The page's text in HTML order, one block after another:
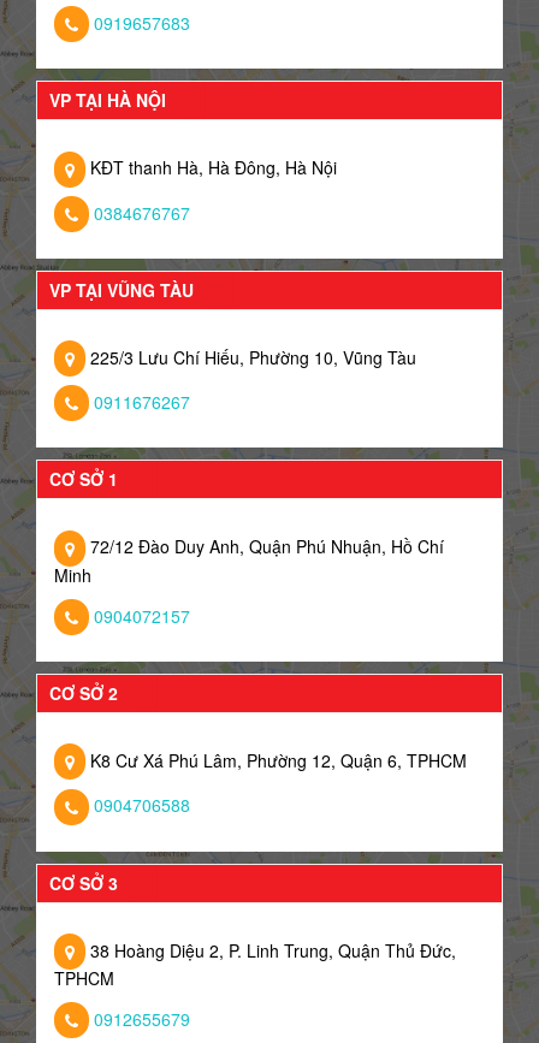
0919657683
VP TẠI HÀ NỘI
KĐT thanh Hà, Hà Đông, Hà Nội
0384676767
VP TẠI VŨNG TÀU
225/3 Lưu Chí Hiếu, Phường 10, Vũng Tàu
0911676267
CƠ SỞ 1
72/12 Đào Duy Anh, Quận Phú Nhuận, Hồ Chí
Minh
0904072157
CƠ SỞ 2
K8 Cư Xá Phú Lâm, Phường 12, Quận 6, TPHCM
0904706588
CƠ SỞ 3
38 Hoàng Diệu 2, P. Linh Trung, Quận Thủ Đức,
TPHCM
0912655679